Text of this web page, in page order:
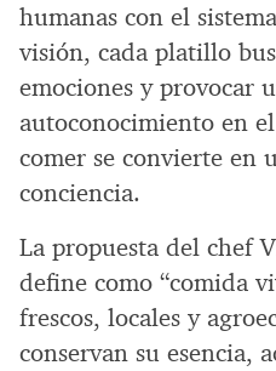
humanas con el
visión, cada platillo
emociones y provocar
autoconocimiento en
comer se convierte en
conciencia.
La propuesta del chef
define como “comida
frescos, locales y
conservan su esencia,